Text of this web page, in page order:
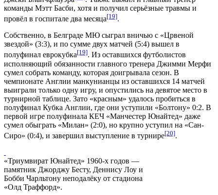
команды Мэтт Басби, хотя и получил серьёзные травмы и
провёл в госпитале два месяца[19].
Собственно, в Белграде МЮ сыграл вничью с «Црвеной
звездой» (3:3), и по сумме двух матчей (5:4) вышел в
полуфинал еврокубка[19]. Из оставшихся футболистов
исполняющий обязанности главного тренера Джимми Мерфи
сумел собрать команду, которая доигрывала сезон. В
чемпионате Англии манкунианцы из оставшихся 14 матчей
выиграли только одну игру, и опустились на девятое место в
турнирной таблице. Зато «красным» удалось пробиться в
полуфинал Кубка Англии, где они уступили «Болтону» 0:2. В
первой игре полуфинала КЕЧ «Манчестер Юнайтед» даже
сумел обыграть «Милан» (2:0), но крупно уступил на «Сан-
Сиро» (0:4), и завершил выступление в турнире[20].
«Триумвират Юнайтед» 1960-х годов —
памятник Джорджу Бесту, Деннису Лоу и
Бобби Чарльтону неподалёку от стадиона
«Олд Траффорд».